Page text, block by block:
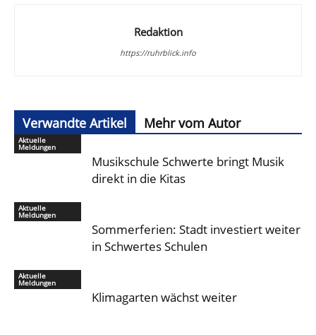
Redaktion
https://ruhrblick.info
Verwandte Artikel Mehr vom Autor
Aktuelle
Meldungen
Musikschule Schwerte bringt Musik
direkt in die Kitas
Aktuelle
Meldungen
Sommerferien: Stadt investiert weiter
in Schwertes Schulen
Aktuelle
Meldungen
Klimagarten wächst weiter